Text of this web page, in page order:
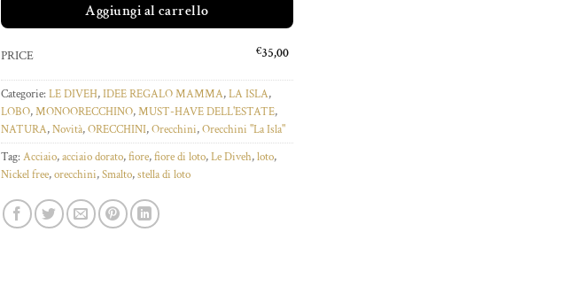
Aggiungi al carrello
PRICE €35,00
Categorie: LE DIVEH,IDEE REGALO MAMMA,LA ISLA,
LOBO,MONOORECCHINO,MUST-HAVE DELL'ESTATE,
NATURA,Novità,ORECCHINI,Orecchini,Orecchini "La Isla"
Tag: Acciaio,acciaio dorato,fiore,fiore di loto,Le Diveh,loto,
Nickel free,orecchini,Smalto,stella di loto